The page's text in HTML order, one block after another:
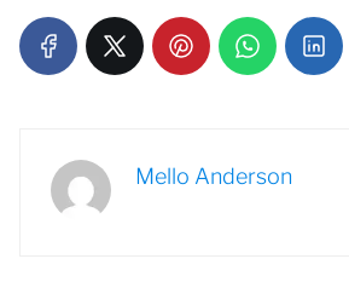
Mello Anderson